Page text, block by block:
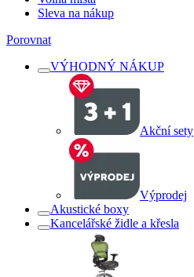
Sleva na nákup
Porovnat
VÝHODNÝ NÁKUP
Akční sety
Výprodej
Akustické boxy
Kancelářské židle a křesla